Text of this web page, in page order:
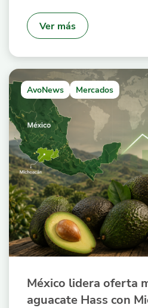
Ver más
AvoNews Mercados
México lidera oferta
aguacate Hass con